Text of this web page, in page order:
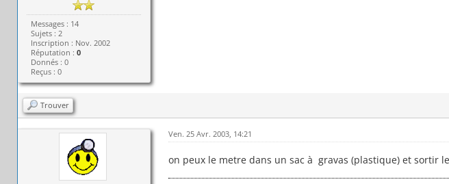
Messages : 14
Sujets : 2
Inscription : Nov. 2002
Réputation : 0
Donnés : 0
Reçus : 0
Trouver
Ven. 25 Avr. 2003, 14:21
on peux le metre dans un sac à gravas (plastique) et sortir